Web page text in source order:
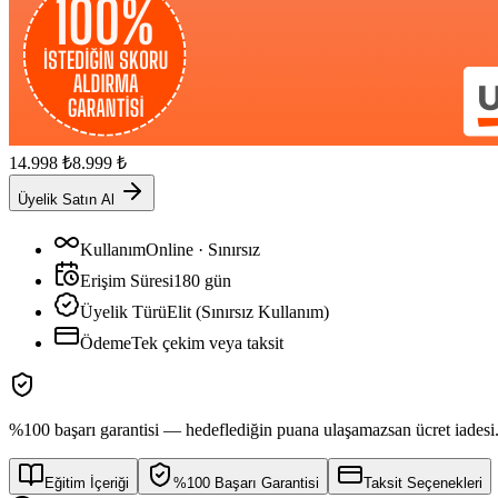
14.998 ₺8.999 ₺
Üyelik Satın Al
KullanımOnline · Sınırsız
Erişim Süresi180 gün
Üyelik TürüElit (Sınırsız Kullanım)
ÖdemeTek çekim veya taksit
%100 başarı garantisi — hedeflediğin puana ulaşamazsan ücret iadesi.
Eğitim İçeriği %100 Başarı Garantisi Taksit Seçenekleri